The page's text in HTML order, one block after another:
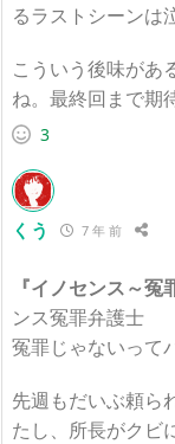
るラストシーンは
こういう後味があ
ね。最終回まで期
3
くう 7 年 前
『イノセンス～
ンス冤罪弁護士
冤罪じゃないっ
先週もだいぶ頼ら
たし、所長がクビ